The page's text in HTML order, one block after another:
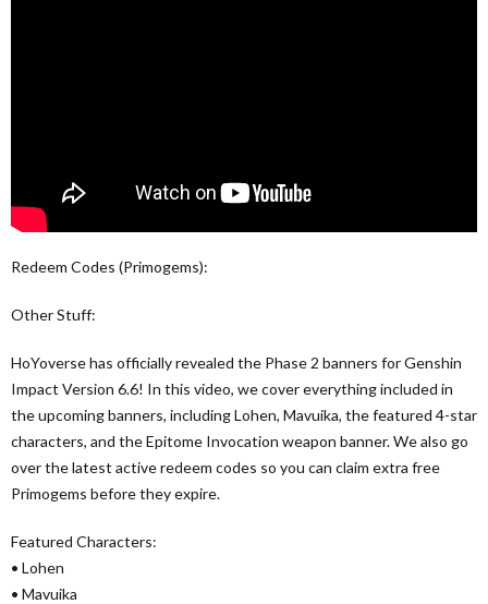
Redeem Codes (Primogems):
Other Stuff:
HoYoverse has officially revealed the Phase 2 banners for Genshin
Impact Version 6.6! In this video, we cover everything included in
the upcoming banners, including Lohen, Mavuika, the featured 4-star
characters, and the Epitome Invocation weapon banner. We also go
over the latest active redeem codes so you can claim extra free
Primogems before they expire.
Featured Characters:
• Lohen
• Mavuika